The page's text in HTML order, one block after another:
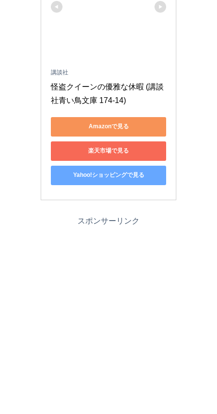
講談社
怪盗クイーンの優雅な休暇 (講談
社青い鳥文庫 174-14)
Amazonで見る
楽天市場で見る
Yahoo!ショッピングで見る
スポンサーリンク